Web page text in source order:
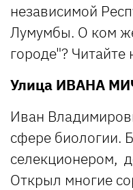
независимой
Лумумбы. О ком
городе"? Читайте
Улица ИВАНА
Иван
сфере биологии.
селекционером,
Открыл многие